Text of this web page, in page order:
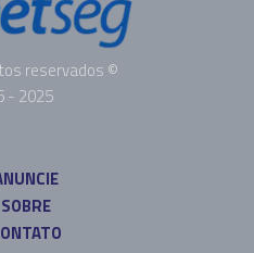
reservados ©
- 2025
SOBRE